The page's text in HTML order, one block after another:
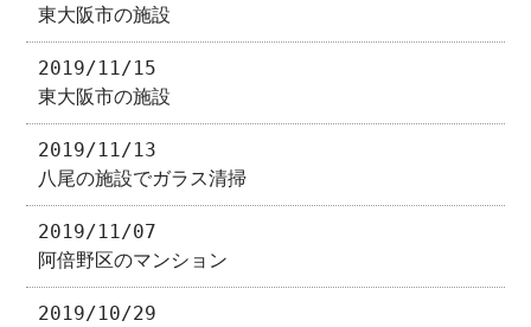
東大阪市の施設
2019/11/15
東大阪市の施設
2019/11/13
八尾の施設でガラス清掃
2019/11/07
阿倍野区のマンション
2019/10/29